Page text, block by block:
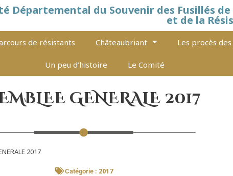
Départemental du Souvenir des Fusillés
et de la
de résistants Châteaubriant Les procès
Un peu d’histoire Le Comité
GENERALE 2017
2017
Catégorie : 2017